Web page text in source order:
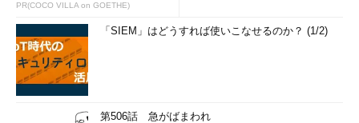
PR(COCO VILLA on GOETHE)
「SIEM」はどうすれば使いこなせるのか？ (1/2)
第506話 急がばまわれ